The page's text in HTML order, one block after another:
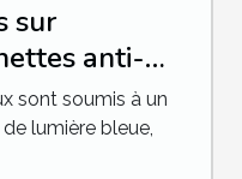
sur
anti-
sont soumis à un
lumière bleue,